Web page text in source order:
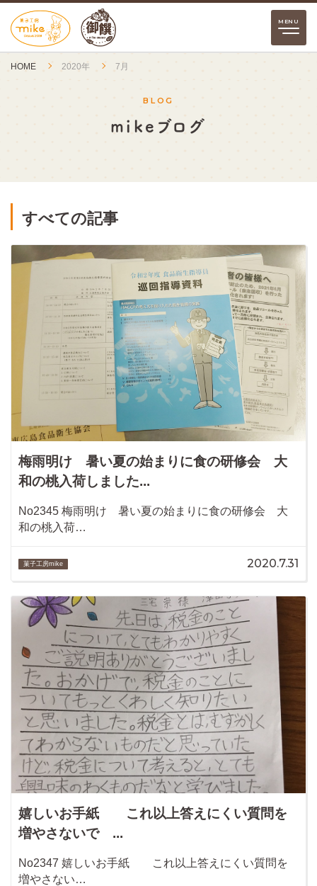
HOME 2020年 7月
BLOG
mikeブログ
すべての記事
梅雨明け 暑い夏の始まりに食の研修会 大
和の桃入荷しました...
No2345 梅雨明け 暑い夏の始まりに食の研修会 大
和の桃入荷…
菓子工房mike 2020.7.31
嬉しいお手紙 これ以上答えにくい質問を
増やさないで ...
No2347 嬉しいお手紙 これ以上答えにくい質問を
増やさない…